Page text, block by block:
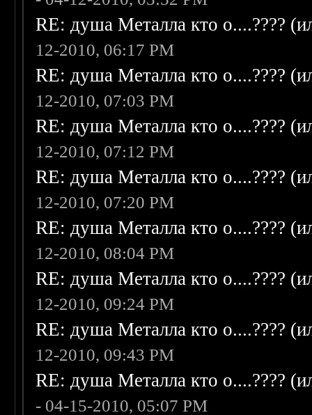
RE: душа Металла кто о....????
12-2010, 06:17 PM
RE: душа Металла кто о....????
12-2010, 07:03 PM
RE: душа Металла кто о....????
12-2010, 07:12 PM
RE: душа Металла кто о....????
12-2010, 07:20 PM
RE: душа Металла кто о....????
12-2010, 08:04 PM
RE: душа Металла кто о....????
12-2010, 09:24 PM
RE: душа Металла кто о....????
12-2010, 09:43 PM
RE: душа Металла кто о....????
- 04-15-2010, 05:07 PM